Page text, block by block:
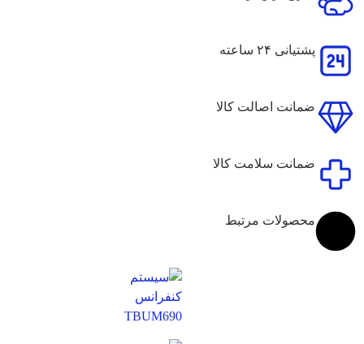
پشتیانی ۲۴ ساعته
ضمانت اصالت کالا
ضمانت سلامت کالا
محصولات مرتبط